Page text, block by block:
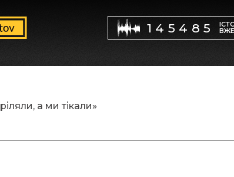
145485
а ми тікали»